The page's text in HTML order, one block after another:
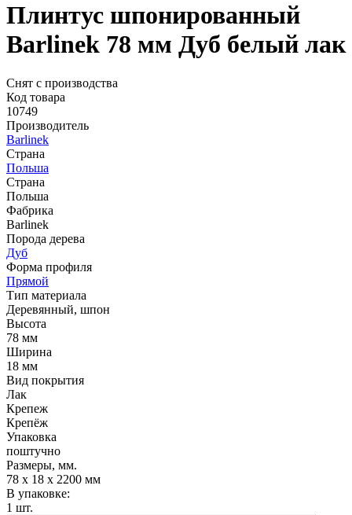
Плинтус шпонированный
Barlinek 78 мм Дуб белый лак
Снят с производства
Код товара
10749
Производитель
Barlinek
Страна
Польша
Страна
Польша
Фабрика
Barlinek
Порода дерева
Дуб
Форма профиля
Прямой
Тип материала
Деревянный, шпон
Высота
78 мм
Ширина
18 мм
Вид покрытия
Лак
Крепеж
Крепёж
Упаковка
поштучно
Размеры, мм.
78 х 18 х 2200 мм
В упаковке:
1 шт.